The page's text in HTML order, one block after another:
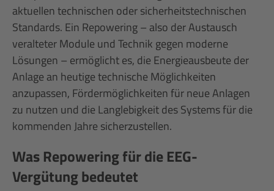
aktuellen technischen oder sicherheitstechnischen
Standards. Ein Repowering – also der Austausch
veralteter Module und Technik gegen moderne
Lösungen – ermöglicht es, die Energieausbeute der
Anlage an heutige technische Möglichkeiten
anzupassen, Fördermöglichkeiten für neue Anlagen
zu nutzen und die Langlebigkeit des Systems für die
kommenden Jahre sicherzustellen.
Was Repowering für die EEG-
Vergütung bedeutet